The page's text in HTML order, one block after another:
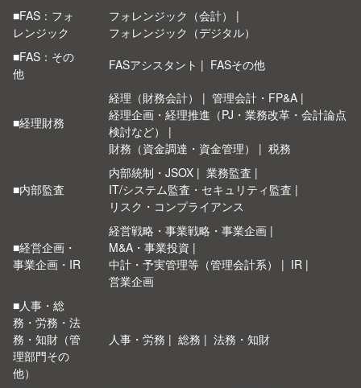
■FAS：フォ
レンジック
フォレンジック（会計）
フォレンジック（デジタル）
■FAS：その
他
FASアシスタント FASその他
■経理財務
経理（財務会計）
管理会計・FP&A
経理企画・経理推進（PJ・業務改革・会計論点
検討など）
財務（資金調達・資金管理）
税務
■内部監査
内部統制・JSOX
業務監査
IT/システム監査・セキュリティ監査
リスク・コンプライアンス
■経営企画・
事業企画・IR
経営戦略・事業戦略・事業企画
M&A・事業投資
中計・予実管理等（管理会計系）
IR
営業企画
■人事・総
務・労務・法
務・知財（管
理部門その
他）
人事・労務 総務 法務・知財